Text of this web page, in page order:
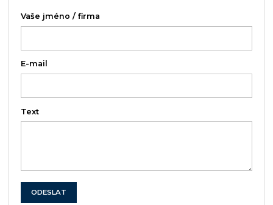
Vaše jméno / firma
E-mail
Text
ODESLAT